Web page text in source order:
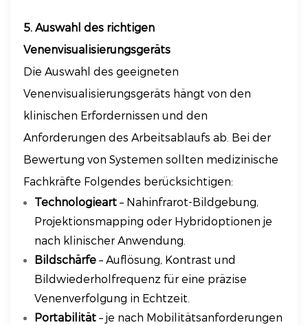
5. Auswahl des richtigen
Venenvisualisierungsgeräts
Die Auswahl des geeigneten
Venenvisualisierungsgeräts hängt von den
klinischen Erfordernissen und den
Anforderungen des Arbeitsablaufs ab. Bei der
Bewertung von Systemen sollten medizinische
Fachkräfte Folgendes berücksichtigen:
Technologieart – Nahinfrarot-Bildgebung,
Projektionsmapping oder Hybridoptionen je
nach klinischer Anwendung.
Bildschärfe – Auflösung, Kontrast und
Bildwiederholfrequenz für eine präzise
Venenverfolgung in Echtzeit.
Portabilität – je nach Mobilitätsanforderungen